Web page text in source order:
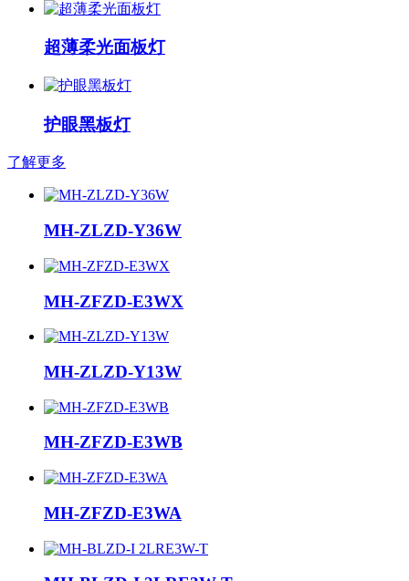
超薄柔光面板灯
护眼黑板灯
了解更多
MH-ZLZD-Y36W
MH-ZFZD-E3WX
MH-ZLZD-Y13W
MH-ZFZD-E3WB
MH-ZFZD-E3WA